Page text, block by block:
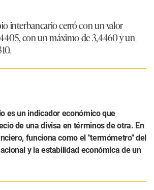
interbancario cerró con un valor
con un máximo de 3,4460 y un
es un indicador económico que
de una divisa en términos de otra. En
funciona como el "termómetro" del
y la estabilidad económica de un